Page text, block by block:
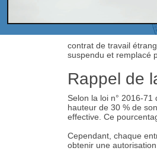
contrat de travail
suspendu et remplacé
Rappel de
Selon la loi n° 2016-
hauteur de 30 % de
effective. Ce
Cependant, chaque
obtenir une